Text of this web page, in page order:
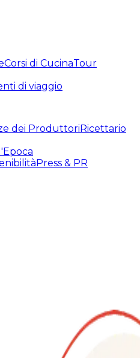
Corsi di CucinaTour
di viaggio
dei ProduttoriRicettario
Press & PR
Esperienze